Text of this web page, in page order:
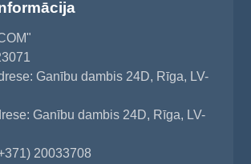
Ganību dambis 24D, Rīga, LV-
Ganību dambis 24D, Rīga, LV-
20033708